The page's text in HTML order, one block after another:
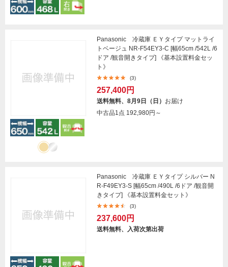
Panasonic 冷蔵庫 ＥＹタイプ マットライ
トベージュ NR-F54EY3-C [幅65cm /542L /6
ドア /観音開きタイプ] 《基本設置料金セッ
ト》
(3)
257,400円
送料無料、8月9日（日） お届け
中古品1点 192,980円～
Panasonic 冷蔵庫 ＥＹタイプ シルバー N
R-F49EY3-S [幅65cm /490L /6ドア /観音開
きタイプ] 《基本設置料金セット》
(3)
237,600円
送料無料、入荷次第出荷